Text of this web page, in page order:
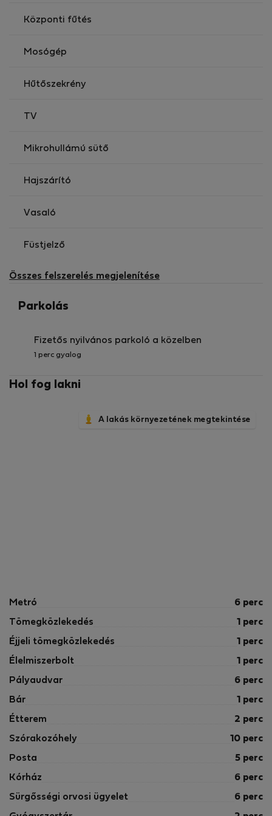
Központi fűtés
Mosógép
Hűtőszekrény
TV
Mikrohullámú sütő
Hajszárító
Vasaló
Füstjelző
Összes felszerelés megjelenítése
Parkolás
Fizetős nyilvános parkoló a közelben
1 perc gyalog
Hol fog lakni
A lakás környezetének megtekintése
Metró 6 perc
Tömegközlekedés 1 perc
Éjjeli tömegközlekedés 1 perc
Élelmiszerbolt 1 perc
Pályaudvar 6 perc
Bár 1 perc
Étterem 2 perc
Szórakozóhely 10 perc
Posta 5 perc
Kórház 6 perc
Sürgősségi orvosi ügyelet 6 perc